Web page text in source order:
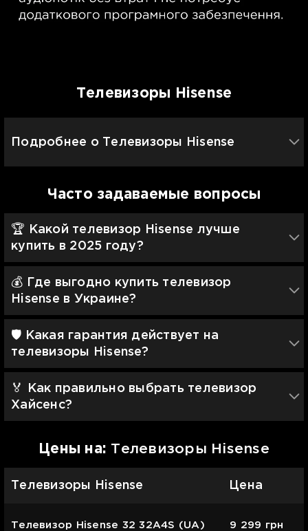
Телевизоры Hisense
Подробнее о Телевизоры Hisense
Часто задаваемые вопросы
🏆 Какой телевизор Hisense лучше
купить в 2025 году?
💰 Где выгодно купить телевизор
Hisense в Украине?
🛡 Какая гарантия действует на
телевизоры Hisense?
🏅 Как правильно выбрать телевизор
Хайсенс?
Цены на: Телевизоры Hisense
Телевизоры Hisense Цена
Телевизор Hisense 32 32A4S (UA) 9 299 грн